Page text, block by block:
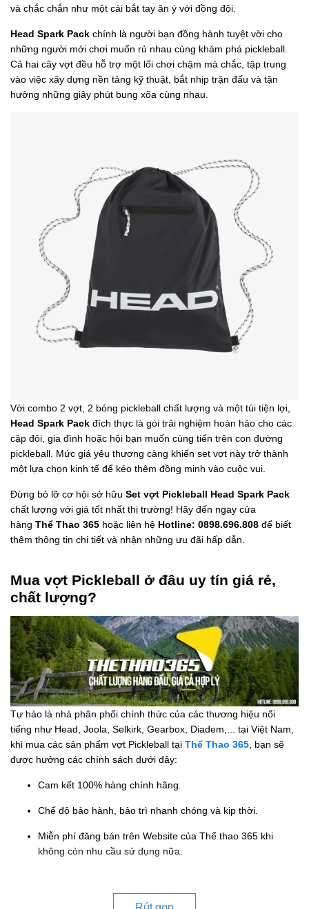
và chắc chắn như một cái bắt tay ăn ý với đồng đội.
Head Spark Pack chính là người bạn đồng hành tuyệt vời cho
những người mới chơi muốn rủ nhau cùng khám phá pickleball.
Cả hai cây vợt đều hỗ trợ một lối chơi chậm mà chắc, tập trung
vào việc xây dựng nền tảng kỹ thuật, bắt nhịp trận đấu và tận
hưởng những giây phút bung xõa cùng nhau.
Với combo 2 vợt, 2 bóng pickleball chất lượng và một túi tiện lợi,
Head Spark Pack đích thực là gói trải nghiệm hoàn hảo cho các
cặp đôi, gia đình hoặc hội bạn muốn cùng tiến trên con đường
pickleball. Mức giá yêu thương càng khiến set vợt này trở thành
một lựa chọn kinh tế để kéo thêm đồng minh vào cuộc vui.
Đừng bỏ lỡ cơ hội sở hữu Set vợt Pickleball Head Spark Pack
chất lượng với giá tốt nhất thị trường! Hãy đến ngay cửa
hàng Thể Thao 365 hoặc liên hệ Hotline: 0898.696.808 để biết
thêm thông tin chi tiết và nhận những ưu đãi hấp dẫn.
Mua vợt Pickleball ở đâu uy tín giá rẻ,
chất lượng?
Tự hào là nhà phân phối chính thức của các thương hiệu nổi
tiếng như Head, Joola, Selkirk, Gearbox, Diadem,... tại Việt Nam,
khi mua các sản phẩm vợt Pickleball tại Thể Thao 365 , bạn sẽ
được hưởng các chính sách dưới đây:
Cam kết 100% hàng chính hãng.
Chế độ bảo hành, bảo trì nhanh chóng và kịp thời.
Miễn phí đăng bán trên Website của Thể thao 365 khi
không còn nhu cầu sử dụng nữa.